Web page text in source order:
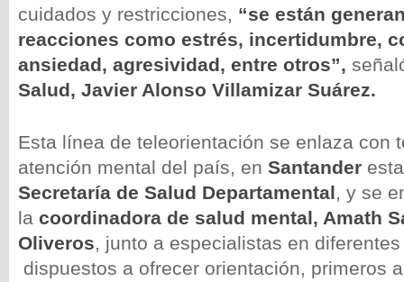
cuidados y restricciones, “se están
reacciones como estrés, incertidumbre,
ansiedad, agresividad, entre otros”,
Salud, Javier Alonso Villamizar Suárez.
Esta línea de teleorientación se enlaza con
atención mental del país, en Santander
Secretaría de Salud Departamental, y se
la coordinadora de salud mental, Amath
Oliveros, junto a especialistas en
dispuestos a ofrecer orientación, primeros